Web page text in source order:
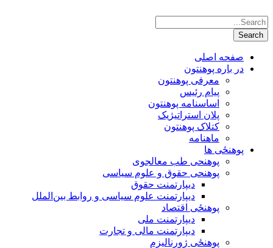
صفحه اصلی
در باره پوهنتون
معرفی پوهنتون
پیام رئیس
اساسنامه پوهنتون
پلان استراتیژیک
کتلاک پوهنتون
ماهنامه
پوهنځی ها
پوهنحی طب معالجوی
پوهنحی حقوق و علوم سیاسی
دیپارتمنت حقوق
دیپارتمنت علوم سیاسی و روابط بین‌الملل
پوهنځی اقتصاد
دیپارتمنت ملی
دیپارتمنت مالی و تجارت
پوهنځی ژورنالیزم